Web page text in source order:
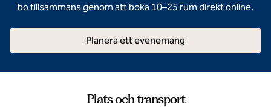
bo tillsammans genom att boka 10–25 rum direkt online.
Planera ett evenemang
Plats och transport